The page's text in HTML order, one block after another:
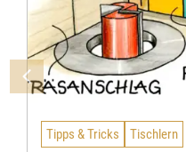
Tipps & Tricks Tischlern